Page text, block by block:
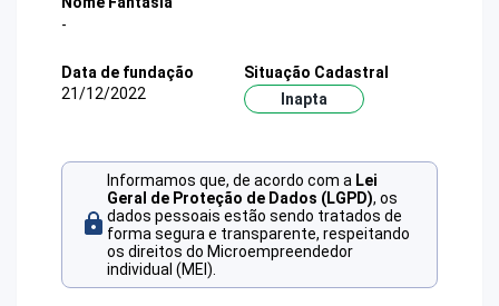
-
Data de fundação
21/12/2022
Situação Cadastral
Inapta
Informamos que, de acordo com a Lei
Geral de Proteção de Dados (LGPD), os
dados pessoais estão sendo tratados de
forma segura e transparente, respeitando
os direitos do Microempreendedor
individual (MEI).